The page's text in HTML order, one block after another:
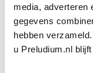
media, adverteren
gegevens
hebben
u Preludium.nl